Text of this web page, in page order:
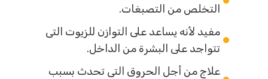
التخلص من التصبغات.
مفيد لأنه يساعد على التوازن للزيوت التى
تتواجد على البشرة من الداخل.
علاج من أجل الحروق التى تحدث بسبب